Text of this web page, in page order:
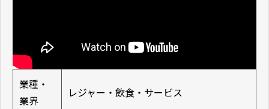
業種・
業界
レジャー・飲食・サービス